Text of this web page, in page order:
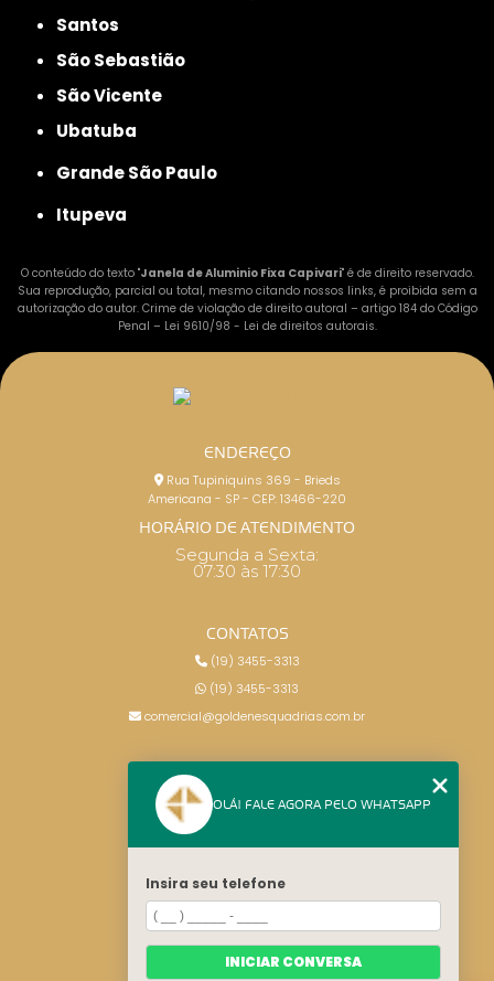
Santos
São Sebastião
São Vicente
Ubatuba
Grande São Paulo
Itupeva
O conteúdo do texto "Janela de Aluminio Fixa Capivari" é de direito reservado.
Sua reprodução, parcial ou total, mesmo citando nossos links, é proibida sem a
autorização do autor. Crime de violação de direito autoral – artigo 184 do Código
Penal – Lei 9610/98 - Lei de direitos autorais.
ENDEREÇO
Rua Tupiniquins 369 - Brieds
Americana - SP - CEP: 13466-220
HORÁRIO DE ATENDIMENTO
Segunda a Sexta:
07:30 às 17:30
CONTATOS
(19) 3455-3313
(19) 3455-3313
comercial@goldenesquadrias.com.br
HOME
CONTATO
CATEGORIAS
MAPA DO SITE
OLÁ! FALE AGORA PELO WHATSAPP
Insira seu telefone
INICIAR CONVERSA